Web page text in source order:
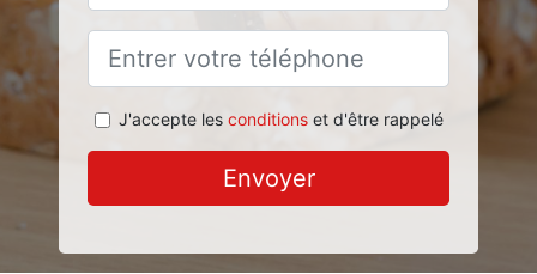
J'accepte les conditionset d'être rappelé
Envoyer